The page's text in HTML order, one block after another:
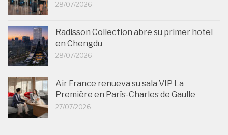
28/07/2026
Radisson Collection abre su primer hotel
en Chengdu
28/07/2026
Air France renueva su sala VIP La
Première en París-Charles de Gaulle
27/07/2026